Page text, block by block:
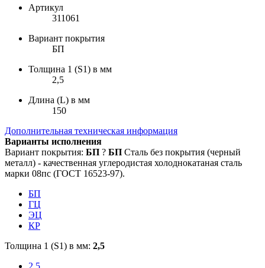
Артикул
311061
Вариант покрытия
БП
Толщина 1 (S1) в мм
2,5
Длина (L) в мм
150
Дополнительная техническая информация
Варианты исполнения
Вариант покрытия: БП ? БП Сталь без покрытия (черный
металл) - качественная углеродистая холоднокатаная сталь
марки 08пс (ГОСТ 16523-97).
БП
ГЦ
ЭЦ
КР
Толщина 1 (S1) в мм: 2,5
2,5